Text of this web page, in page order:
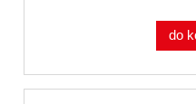
do